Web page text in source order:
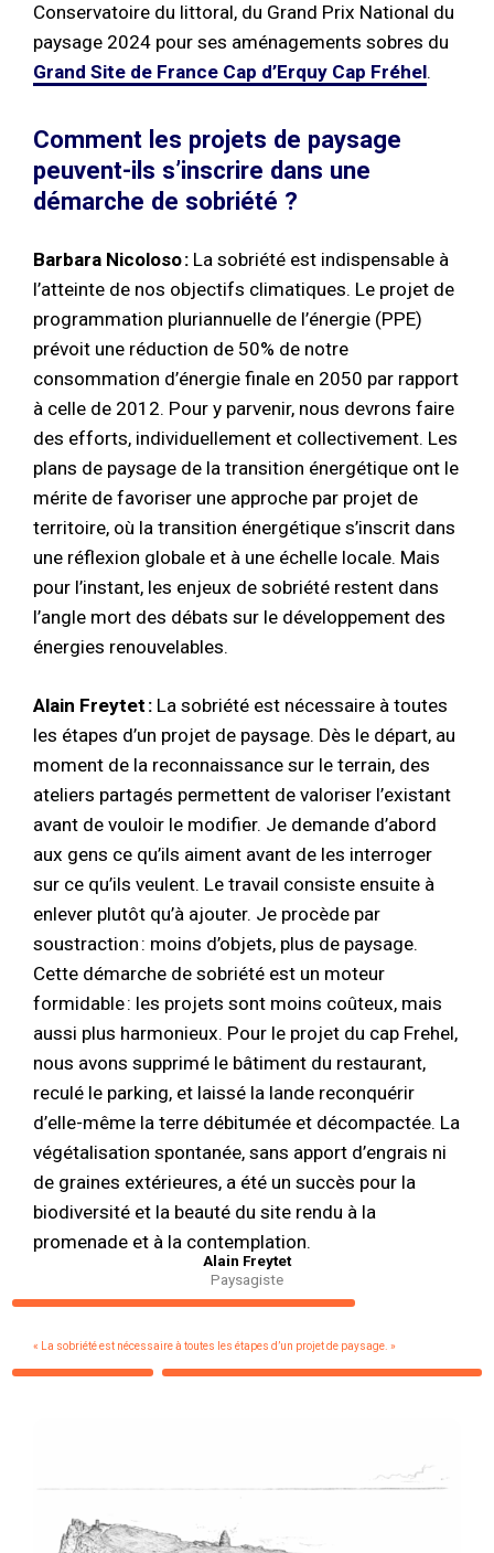
Conservatoire du littoral, du Grand Prix National du
paysage 2024 pour ses aménagements sobres du
Grand Site de France Cap d’Erquy Cap Fréhel.
Comment les projets de paysage
peuvent-ils s’inscrire dans une
démarche de sobriété ?
Barbara Nicoloso : La sobriété est indispensable à
l’atteinte de nos objectifs climatiques. Le projet de
programmation pluriannuelle de l’énergie (PPE)
prévoit une réduction de 50% de notre
consommation d’énergie finale en 2050 par rapport
à celle de 2012. Pour y parvenir, nous devrons faire
des efforts, individuellement et collectivement. Les
plans de paysage de la transition énergétique ont le
mérite de favoriser une approche par projet de
territoire, où la transition énergétique s’inscrit dans
une réflexion globale et à une échelle locale. Mais
pour l’instant, les enjeux de sobriété restent dans
l’angle mort des débats sur le développement des
énergies renouvelables.
Alain Freytet : La sobriété est nécessaire à toutes
les étapes d’un projet de paysage. Dès le départ, au
moment de la reconnaissance sur le terrain, des
ateliers partagés permettent de valoriser l’existant
avant de vouloir le modifier. Je demande d’abord
aux gens ce qu’ils aiment avant de les interroger
sur ce qu’ils veulent. Le travail consiste ensuite à
enlever plutôt qu’à ajouter. Je procède par
soustraction : moins d’objets, plus de paysage.
Cette démarche de sobriété est un moteur
formidable : les projets sont moins coûteux, mais
aussi plus harmonieux. Pour le projet du cap Frehel,
nous avons supprimé le bâtiment du restaurant,
reculé le parking, et laissé la lande reconquérir
d’elle-même la terre débitumée et décompactée. La
végétalisation spontanée, sans apport d’engrais ni
de graines extérieures, a été un succès pour la
biodiversité et la beauté du site rendu à la
promenade et à la contemplation.
« La sobriété est nécessaire à toutes les étapes d’un projet de paysage. »
Alain Freytet
Paysagiste